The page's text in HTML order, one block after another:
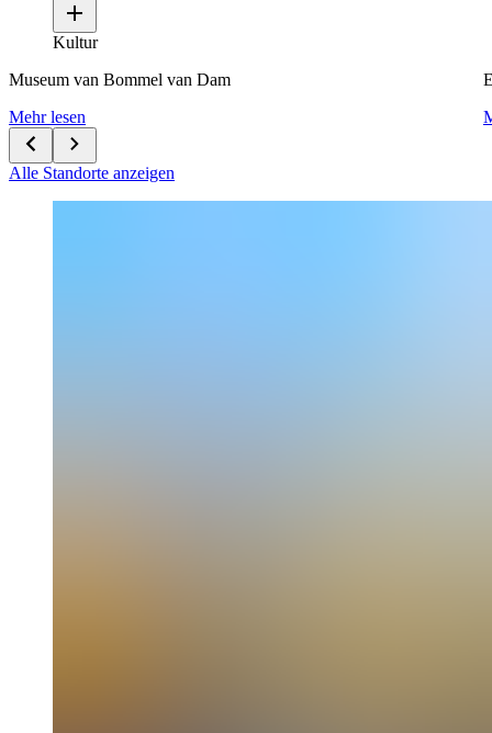
Kultur
Museum van Bommel van Dam
Mehr lesen
Alle Standorte anzeigen